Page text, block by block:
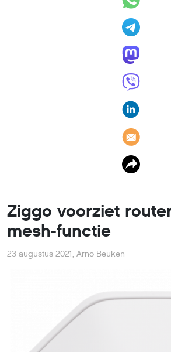
Ziggo voorziet
mesh-functie
23 augustus 2021, Arno Beuken